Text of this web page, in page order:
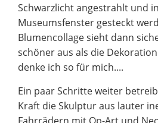
Schwarzlicht angestrahlt und
Museumsfenster gesteckt
Blumencollage sieht dann
schöner aus als die
denke ich so für mich....
Ein paar Schritte weiter
Kraft die Skulptur aus lauter